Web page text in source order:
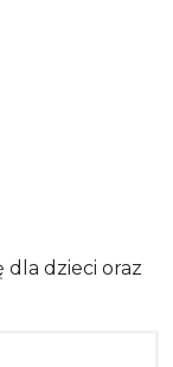
dzieci oraz